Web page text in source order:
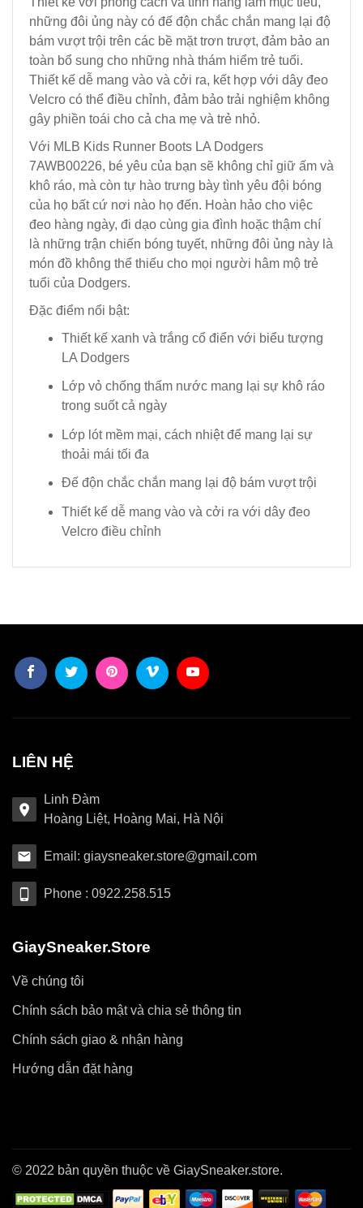
những đôi ủng này có đế độn chắc chắn mang lại độ
bám vượt trội trên các bề mặt trơn trượt, đảm bảo an
toàn bổ sung cho những nhà thám hiểm trẻ tuổi.
Thiết kế dễ mang vào và cởi ra, kết hợp với dây đeo
Velcro có thể điều chỉnh, đảm bảo trải nghiệm không
gây phiền toái cho cả cha mẹ và trẻ nhỏ.
Với MLB Kids Runner Boots LA Dodgers
7AWB00226, bé yêu của bạn sẽ không chỉ giữ ấm và
khô ráo, mà còn tự hào trưng bày tình yêu đội bóng
của họ bất cứ nơi nào họ đến. Hoàn hảo cho việc
đeo hàng ngày, đi dạo cùng gia đình hoặc thậm chí
là những trận chiến bóng tuyết, những đôi ủng này là
món đồ không thể thiếu cho mọi người hâm mộ trẻ
tuổi của Dodgers.
Đặc điểm nổi bật:
Thiết kế xanh và trắng cổ điển với biểu tượng
LA Dodgers
Lớp vỏ chống thấm nước mang lại sự khô ráo
trong suốt cả ngày
Lớp lót mềm mại, cách nhiệt để mang lại sự
thoải mái tối đa
Đế độn chắc chắn mang lại độ bám vượt trội
Thiết kế dễ mang vào và cởi ra với dây đeo
Velcro điều chỉnh
LIÊN HỆ
Linh Đàm
Hoàng Liệt, Hoàng Mai, Hà Nội
Email: giaysneaker.store@gmail.com
Phone : 0922.258.515
GiaySneaker.Store
Về chúng tôi
Chính sách bảo mật và chia sẻ thông tin
Chính sách giao & nhận hàng
Hướng dẫn đặt hàng
© 2022 bản quyền thuộc về GiaySneaker.store.